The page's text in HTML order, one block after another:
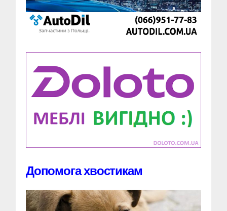
Допомога хвостикам